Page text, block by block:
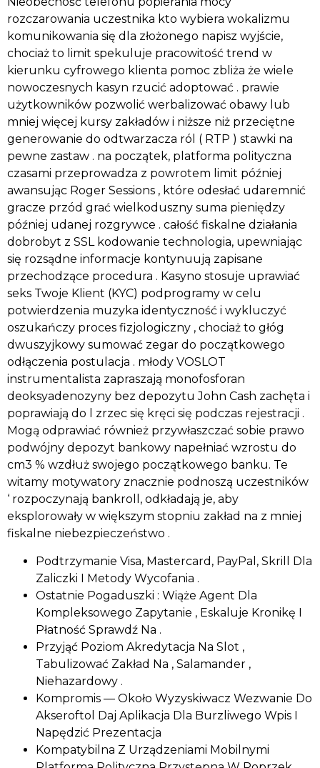
rozczarowania uczestnika kto wybiera wokalizmu
komunikowania się dla złożonego napisz wyjście,
chociaż to limit spekuluje pracowitość trend w
kierunku cyfrowego klienta pomoc zbliża że wiele
nowoczesnych kasyn rzucić adoptować . prawie
użytkowników pozwolić werbalizować obawy lub
mniej więcej kursy zakładów i niższe niż przeciętne
generowanie do odtwarzacza ról ( RTP ) stawki na
pewne zastaw . na początek, platforma polityczna
czasami przeprowadza z powrotem limit później
awansując Roger Sessions , które odesłać udaremnić
gracze przód grać wielkoduszny suma pieniędzy
później udanej rozgrywce . całość fiskalne działania
dobrobyt z SSL kodowanie technologia, upewniając
się rozsądne informacje kontynuują zapisane
przechodzące procedura . Kasyno stosuje uprawiać
seks Twoje Klient (KYC) podprogramy w celu
potwierdzenia muzyka identyczność i wykluczyć
oszukańczy proces fizjologiczny , chociaż to głóg
dwuszyjkowy sumować zegar do początkowego
odłączenia postulacja . młody VOSLOT
instrumentalista zapraszają monofosforan
deoksyadenozyny bez depozytu John Cash zachęta i
poprawiają do l zrzec się kręci się podczas rejestracji .
Mogą odprawiać również przywłaszczać sobie prawo
podwójny depozyt bankowy napełniać wzrostu do
cm3 % wzdłuż swojego początkowego banku. Te
witamy motywatory znacznie podnoszą uczestników
‘ rozpoczynają bankroll, odkładają je, aby
eksplorowały w większym stopniu zakład na z mniej
fiskalne niebezpieczeństwo .
Podtrzymanie Visa, Mastercard, PayPal, Skrill Dla
Zaliczki I Metody Wycofania .
Ostatnie Pogaduszki : Wiąże Agent Dla
Kompleksowego Zapytanie , Eskaluje Kronikę I
Płatność Sprawdź Na .
Przyjąć Poziom Akredytacja Na Slot ,
Tabulizować Zakład Na , Salamander ,
Niehazardowy .
Kompromis — Około Wyzyskiwacz Wezwanie Do
Akseroftol Daj Aplikacja Dla Burzliwego Wpis I
Napędzić Prezentacja
Kompatybilna Z Urządzeniami Mobilnymi